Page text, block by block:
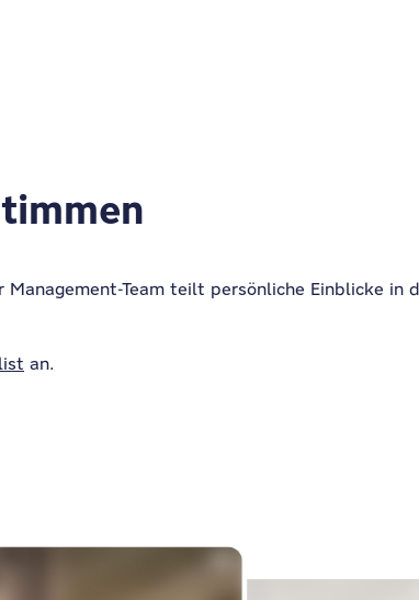
Management-Team teilt persönliche Einblicke in
an.